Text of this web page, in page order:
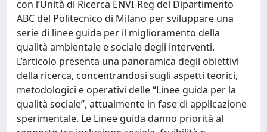
con l’Unità di Ricerca ENVI-Reg del Dipartimento
ABC del Politecnico di Milano per sviluppare una
serie di linee guida per il miglioramento della
qualità ambientale e sociale degli interventi.
L’articolo presenta una panoramica degli obiettivi
della ricerca, concentrandosi sugli aspetti teorici,
metodologici e operativi delle “Linee guida per la
qualità sociale”, attualmente in fase di applicazione
sperimentale. Le Linee guida danno priorità al